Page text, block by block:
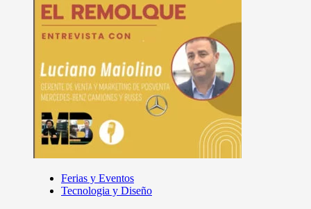
Ferias y Eventos
Tecnologia y Diseño